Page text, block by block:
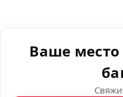
Ваше